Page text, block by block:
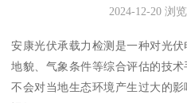
2024-12-20浏览
安康光伏承载力检测是一种对光
地貌、气象条件等综合评估的技
不会对当地生态环境产生过大的